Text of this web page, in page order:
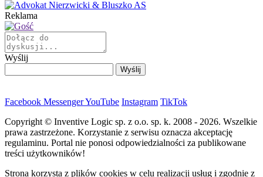
Reklama
Wyślij
Facebook MessengerYouTube Instagram TikTok
Copyright © Inventive Logic sp. z o.o. sp. k. 2008 - 2026. Wszelkie
prawa zastrzeżone. Korzystanie z serwisu oznacza akceptację
regulaminu. Portal nie ponosi odpowiedzialności za publikowane
treści użytkowników!
Strona korzysta z plików cookies w celu realizacji usług i zgodnie z